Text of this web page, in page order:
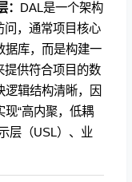
DAL是一个架构
问，通常项目核心
据库，而是构建一
提供符合项目的数
逻辑结构清晰，因
“高内聚，低耦
层（USL）、业